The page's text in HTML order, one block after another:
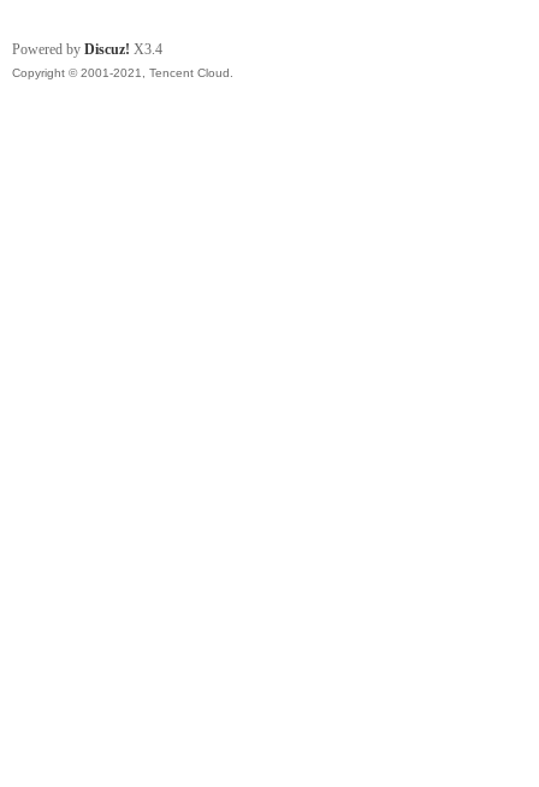
Powered by Discuz! X3.4
Copyright © 2001-2021, Tencent Cloud.